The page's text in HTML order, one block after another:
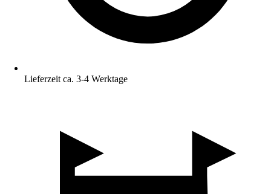
Lieferzeit ca. 3-4 Werktage